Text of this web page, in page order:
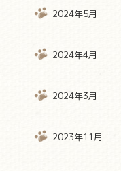
2024年5月
2024年4月
2024年3月
2023年11月